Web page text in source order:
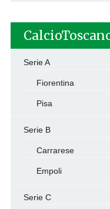
Serie A
Fiorentina
Pisa
Serie B
Carrarese
Empoli
Serie C